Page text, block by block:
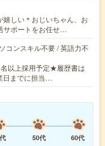
嬉しい＊おじいちゃん、お
サポートをお任せ…
コンスキル不要 / 英語力不
以上採用予定★履歴書は
日までに担当…
50代
60代